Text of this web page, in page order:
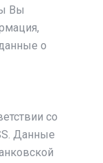
Вы
о
со
Данные